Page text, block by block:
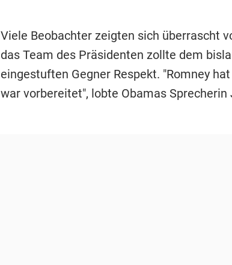
Viele Beobachter zeigten sich überrascht
das Team des Präsidenten zollte dem
eingestuften Gegner Respekt. "Romney
war vorbereitet", lobte Obamas